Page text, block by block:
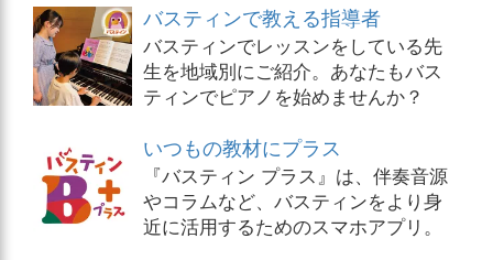
バスティンで教える指導者
バスティンでレッスンをしている先
生を地域別にご紹介。あなたもバス
ティンでピアノを始めませんか？
いつもの教材にプラス
『バスティン プラス』は、伴奏音源
やコラムなど、バスティンをより身
近に活用するためのスマホアプリ。